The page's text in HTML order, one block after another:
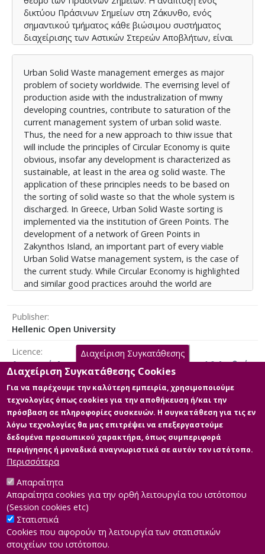
δικτύου Πράσινων Σημείων στη Ζάκυνθο, ενός
σημαντικού τμήματος κάθε βιώσιμου συστήματος
διαχείρισης των Αστικών Στερεών Αποβλήτων, είναι
αναφέρονται παρόμοιες καλές πρακτικές "διαλογής
στην πηγή" των στερεών αποβλήτων ανά τον κόσμο,
κατατίθεται μια πρόταση για δημιουργία δικτύου
Πράσινων Σημείων στο νησί. Η πρόταση αξιολογείται
ως προς τις προϋποθέσεις και τα ιδιαίτερα
χαρακτηριστικά του νησιού και εν συνεχεία γίνεται
αναφορά στα προβλήματα που ενδέχεται να
προκύψουν κατά την εφαρμογή της πρότασης.
Urban Solid Waste management emerges as major
problem of society worldwide. The everrising level of
production aside with the industralization of mwny
developing countries, contribute to saturation of the
current management system of urban solid waste.
Thus, the need for a new approach to thiw issue that
will include the principles of Circular Economy is quite
obvious, insofar any development is characterized as
sustainable, at least in the area og solid waste. The
application of these principles needs to be based on
the sorting of solid waste so that the whole system is
discharged. In Greece, Urban Solid Waste sorting is
implemented via the institution of Green Points. The
development of a network of Green Points in
Zakynthos Island, an important part of every viable
Urban Solid Watse management system, is the case of
the current study. While Circular Economy is highlighted
and similar good practices arouhd the world are
potential problems are mentioned, as far as it
concerns its implementation
Publisher
Hellenic Open University
Licence
Αναφορά Δημιουργού-Μη Εμπορική Χρήση 4.0 Διεθνές
Main Files
Full text
Description: ΜΔΕ, ΔΑΝΙΑ final.pdf
Διαχείριση Συγκατάθεσης
Διαχείριση Συγκατάθεσης Cookies
Για να παρέχουμε την καλύτερη εμπειρία, χρησιμοποιούμε
τεχνολογίες όπως cookies για την αποθήκευση ή/και την
πρόσβαση σε πληροφορίες συσκευών. Η συγκατάθεση για τις εν
λόγω τεχνολογίες θα μας επιτρέψει να επεξεργαστούμε
δεδομένα προσωπικού χαρακτήρα, όπως συμπεριφορά
περιήγησης ή μοναδικά αναγνωριστικά σε αυτόν τον ιστότοπο.
Περισσότερα
Απαραίτητα
Απαραίτητα cookies για την ορθή λειτουργία του ιστότοπου
(Session cookies etc)
Στατιστικά
Cookies που αφορούν τη λειτουργία των στατιστικών
στοιχείων του ιστότοπου.